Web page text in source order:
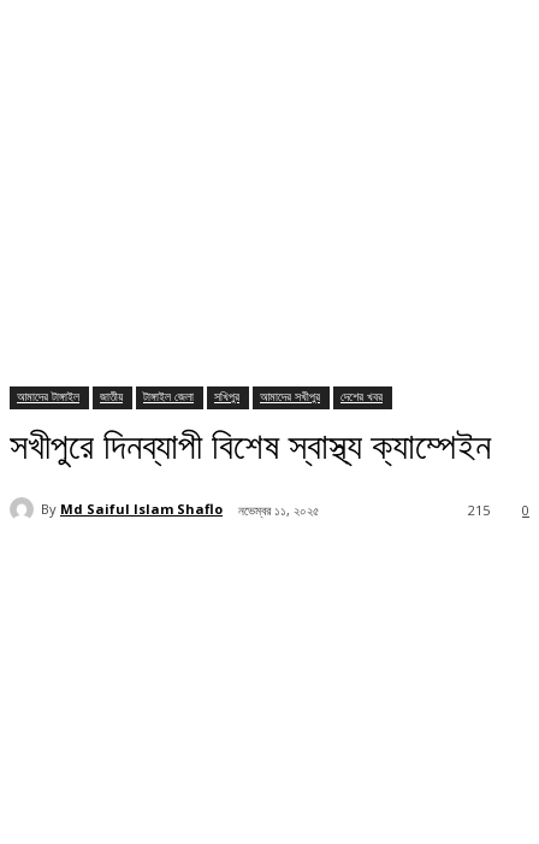
আমাদের টাঙ্গাইল জাতীয় টাঙ্গাইল জেলা সখিপুর আমাদের সখীপুর দেশের খবর
সখীপুরে দিনব্যাপী বিশেষ স্বাস্থ্য ক্যাম্পেইন
By Md Saiful Islam Shaflo নভেম্বর ১১, ২০২৫ 0
215